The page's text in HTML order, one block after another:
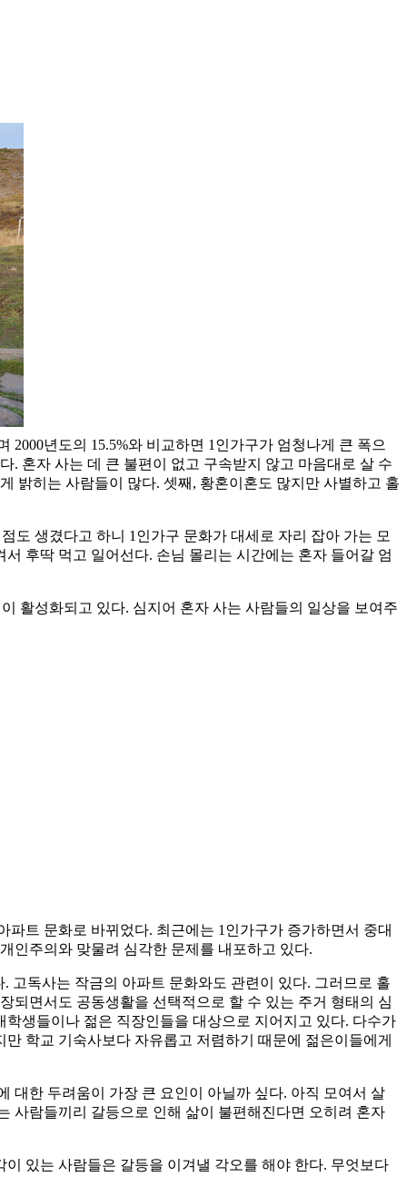
2000년도의 15.5%와 비교하면 1인가구가 엄청나게 큰 폭으
. 혼자 사는 데 큰 불편이 없고 구속받지 않고 마음대로 살 수
밝히는 사람들이 많다. 셋째, 황혼이혼도 많지만 사별하고 홀
도 생겼다고 하니 1인가구 문화가 대세로 자리 잡아 가는 모
후딱 먹고 일어선다. 손님 몰리는 시간에는 혼자 들어갈 엄
활성화되고 있다. 심지어 혼자 사는 사람들의 일상을 보여주
트 문화로 바뀌었다. 최근에는 1인가구가 증가하면서 중대
인주의와 맞물려 심각한 문제를 내포하고 있다.
고독사는 작금의 아파트 문화와도 관련이 있다. 그러므로 홀
되면서도 공동생활을 선택적으로 할 수 있는 주거 형태의 심
생들이나 젊은 직장인들을 대상으로 지어지고 있다. 다수가
학교 기숙사보다 자유롭고 저렴하기 때문에 젊은이들에게
대한 두려움이 가장 큰 요인이 아닐까 싶다. 아직 모여서 살
사람들끼리 갈등으로 인해 삶이 불편해진다면 오히려 혼자
있는 사람들은 갈등을 이겨낼 각오를 해야 한다. 무엇보다